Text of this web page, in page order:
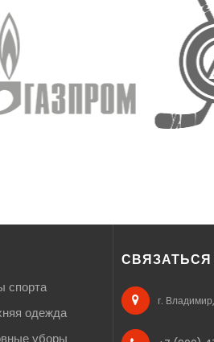
спорта
одежда
г.